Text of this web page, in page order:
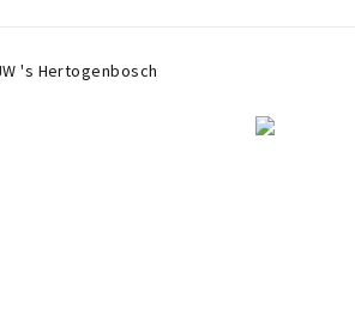
's Hertogenbosch